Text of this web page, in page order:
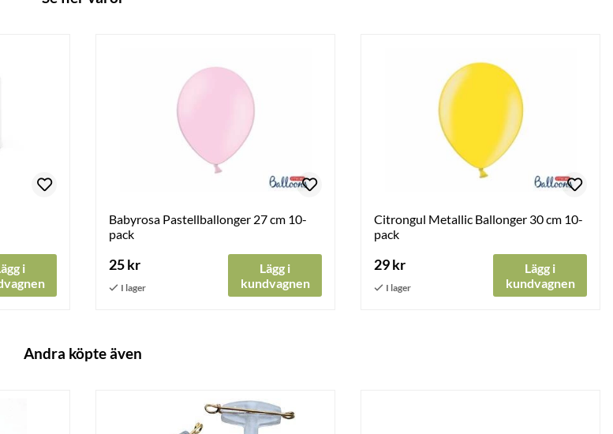
i
Babyrosa Pastellballonger 27 cm 10-
pack
25 kr
Lägg i
kundvagnen
Citrongul Metallic Ballonger 30 cm 10-
pack
29 kr
Lägg i
kundvagnen
Andra köpte även